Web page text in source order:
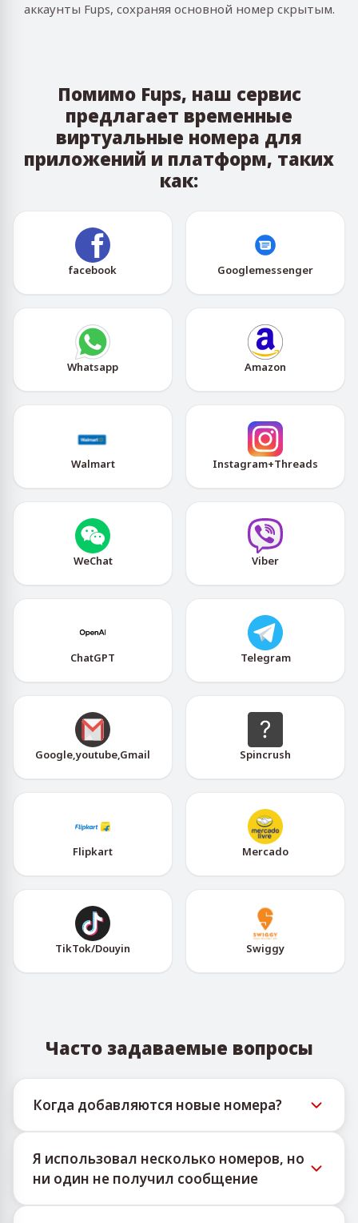
аккаунты Fups, сохраняя основной номер скрытым.
Помимо Fups, наш сервис
предлагает временные
виртуальные номера для
приложений и платформ, таких
как:
facebook Googlemessenger
Whatsapp Amazon
Walmart Instagram+Threads
WeChat Viber
ChatGPT Telegram
Google,youtube,Gmail Spincrush
Flipkart Mercado
TikTok/Douyin Swiggy
Часто задаваемые вопросы
Когда добавляются новые номера?
виртуальных номеров можно отслеживать
через официальный Telegram-бот
@TigerSMSofficial_bot. Этот канал публикует
Я использовал несколько номеров, но
ни один не получил сообщение